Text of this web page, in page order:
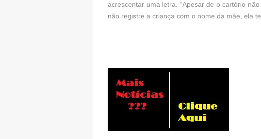
acrescentar uma letra. “Apesar de o cartório
não registre a criança com o nome da mãe, ela